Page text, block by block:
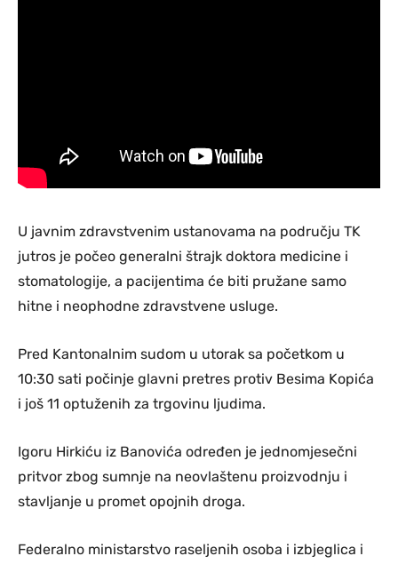
U javnim zdravstvenim ustanovama na području TK
jutros je počeo generalni štrajk doktora medicine i
stomatologije, a pacijentima će biti pružane samo
hitne i neophodne zdravstvene usluge.
Pred Kantonalnim sudom u utorak sa početkom u
10:30 sati počinje glavni pretres protiv Besima Kopića
i još 11 optuženih za trgovinu ljudima.
Igoru Hirkiću iz Banovića određen je jednomjesečni
pritvor zbog sumnje na neovlaštenu proizvodnju i
stavljanje u promet opojnih droga.
Federalno ministarstvo raseljenih osoba i izbjeglica i